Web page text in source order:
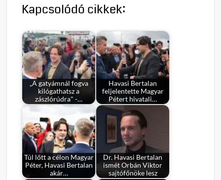
Kapcsolódó cikkek:
„A gatyámnál fogva
kilógathatsz a
zászlórúdra" -…
Havasi Bertalan
feljelentette Magyar
Pétert hivatali…
Túl lőtt a célon Magyar
Péter, Havasi Bertalan
akár…
Dr. Havasi Bertalan
ismét Orbán Viktor
sajtófőnöke lesz